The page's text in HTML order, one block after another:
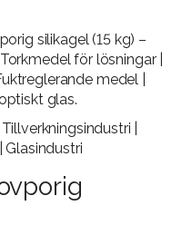
silikagel (15 kg) –
för lösningar |
medel |
glas.
|
Glasindustri